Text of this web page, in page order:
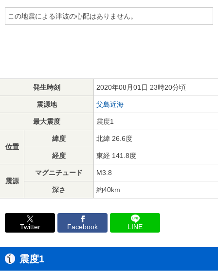
この地震による津波の心配はありません。
発生時刻 2020年08月01日 23時20分頃
震源地 父島近海
最大震度 震度1
位置
緯度 北緯 26.6度
経度 東経 141.8度
震源
マグニチュード M3.8
深さ 約40km
Twitter Facebook LINE
震度1